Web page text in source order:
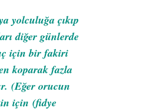
yolculuğa çıkıp
diğer günlerde
için bir fakiri
koparak fazla
(Eğer orucun
için (fidye